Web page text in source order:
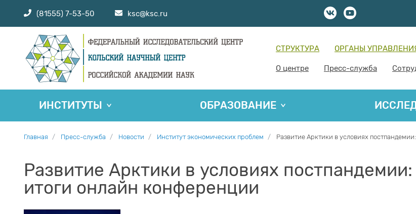
(81555) 7-53-50 ksc@ksc.ru
СТРУКТУРА ОРГАНЫ
О центре Пресс-служба
ИНСТИТУТЫ ОБРАЗОВАНИЕ
Главная Пресс-служба Новости Институт экономических проблем Развитие Арктики в условиях
Развитие Арктики в условиях постпандемии:
итоги онлайн конференции